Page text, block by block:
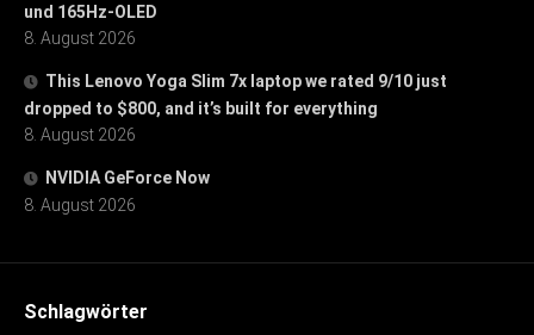
und 165Hz-OLED
8. August 2026
This Lenovo Yoga Slim 7x laptop we rated 9/10 just
dropped to $800, and it’s built for everything
8. August 2026
NVIDIA GeForce Now
8. August 2026
Schlagwörter